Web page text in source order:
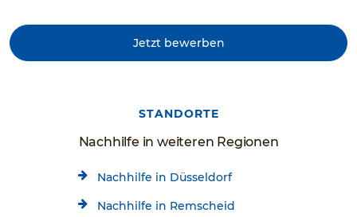
Jetzt bewerben
STANDORTE
Nachhilfe in weiteren Regionen
Nachhilfe in Düsseldorf
Nachhilfe in Remscheid